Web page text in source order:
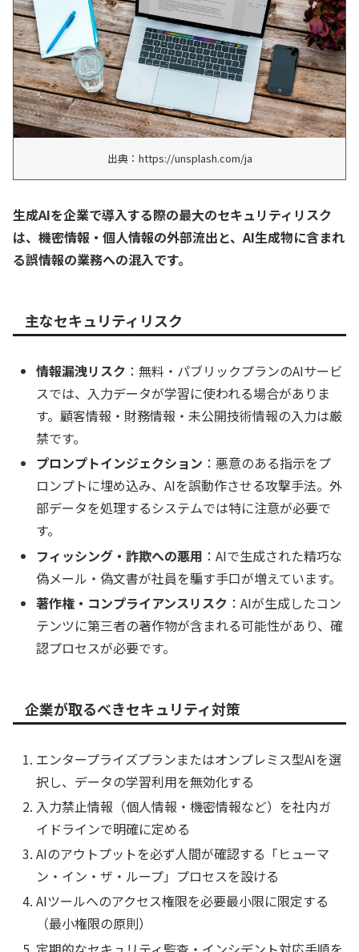
出典：https://unsplash.com/ja
生成AIを企業で導入する際の最大のセキュリティリスク
は、機密情報・個人情報の外部流出と、AI生成物に含まれ
る誤情報の業務への混入です。
主なセキュリティリスク
情報漏洩リスク ：無料・パブリックプランのAIサービ
スでは、入力データが学習に使われる場合がありま
す。顧客情報・財務情報・未公開技術情報の入力は厳
禁です。
プロンプトインジェクション ：悪意のある指示をプ
ロンプトに埋め込み、AIを誤動作させる攻撃手法。外
部データを処理するシステムでは特に注意が必要で
す。
フィッシング・詐欺への悪用 ：AIで生成された精巧な
偽メール・偽文書が社員を騙す手口が増えています。
著作権・コンプライアンスリスク ：AIが生成したコン
テンツに第三者の著作物が含まれる可能性があり、確
認プロセスが必要です。
企業が取るべきセキュリティ対策
エンタープライズプランまたはオンプレミス型AIを選
択し、データの学習利用を無効化する
入力禁止情報（個人情報・機密情報など）を社内ガ
イドラインで明確に定める
AIのアウトプットを必ず人間が確認する「ヒューマ
ン・イン・ザ・ループ」プロセスを設ける
AIツールへのアクセス権限を必要最小限に限定する
（最小権限の原則）